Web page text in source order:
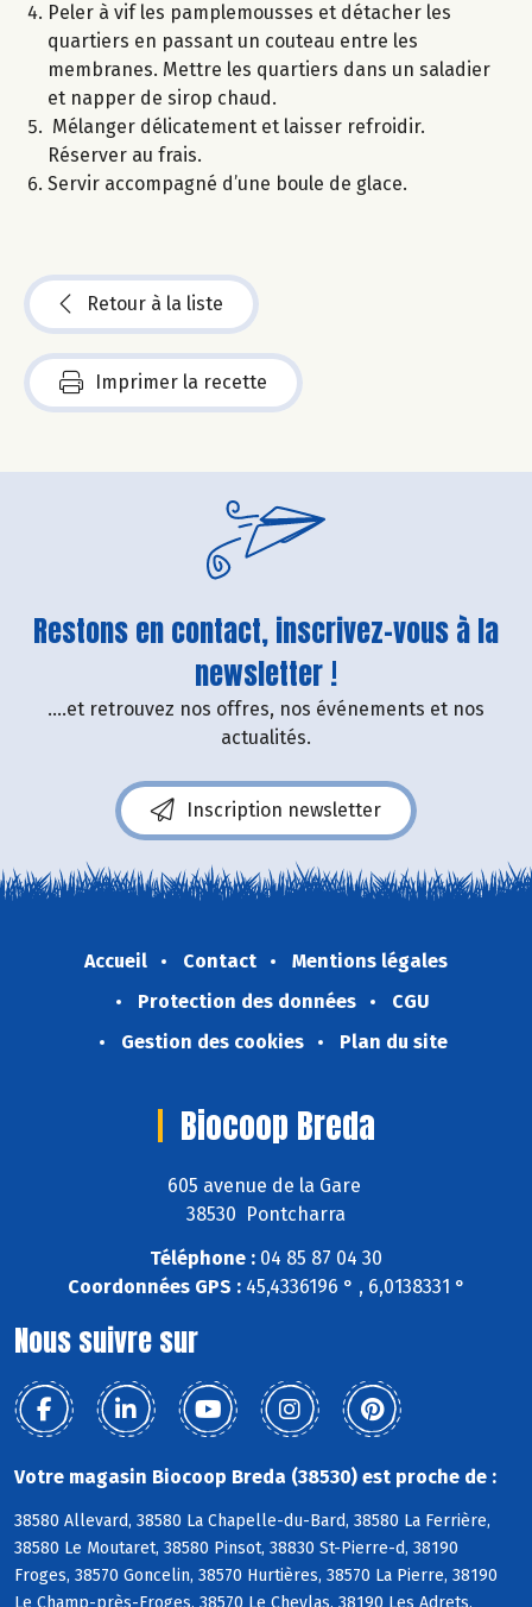
Peler à vif les pamplemousses et détacher les
quartiers en passant un couteau entre les
membranes. Mettre les quartiers dans un saladier
et napper de sirop chaud.
Mélanger délicatement et laisser refroidir.
Réserver au frais.
Servir accompagné d’une boule de glace.
Retour à la liste
Imprimer la recette
Restons en contact, inscrivez-vous à la
newsletter !
....et retrouvez nos offres, nos événements et nos
actualités.
Inscription newsletter
Accueil Contact
Mentions légales
Protection des données
CGU
Gestion des cookies
Plan du site
Biocoop Breda
605 avenue de la Gare
38530 Pontcharra
Téléphone : 04 85 87 04 30
Coordonnées GPS :45,4336196 ° , 6,0138331 °
Nous suivre sur
Votre magasin Biocoop Breda (38530) est proche de :
38580 Allevard, 38580 La Chapelle-du-Bard, 38580 La Ferrière,
38580 Le Moutaret, 38580 Pinsot, 38830 St-Pierre-d, 38190
Froges, 38570 Goncelin, 38570 Hurtières, 38570 La Pierre, 38190
Le Champ-près-Froges, 38570 Le Cheylas, 38190 Les Adrets,